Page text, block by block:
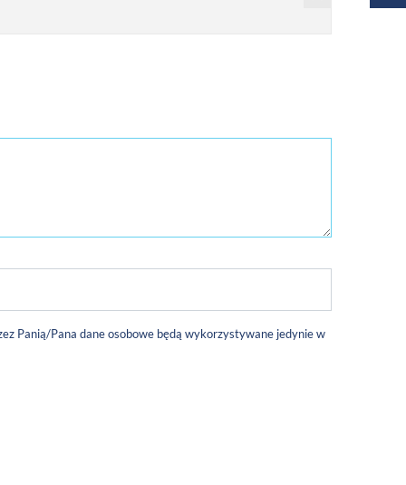
Panią/Pana dane osobowe będą wykorzystywane jedynie w